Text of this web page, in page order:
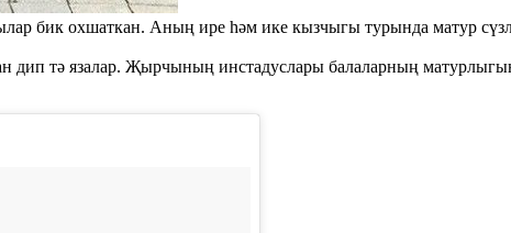
бик охшаткан. Аның ире һәм ике кызчыгы турында матур
тә язалар. Җырчының инстадуслары балаларның